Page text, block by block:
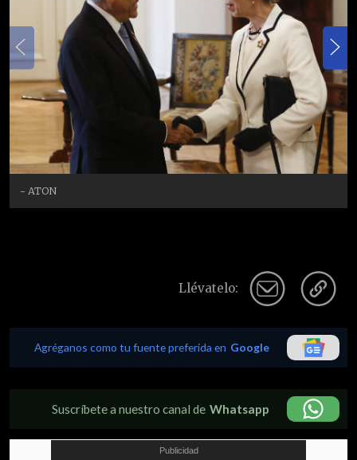
- ATON
Llévatelo:
Agréganos como tu fuente preferida en Google
Suscríbete a nuestro canal de Whatsapp